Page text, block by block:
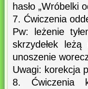
hasło „Wróbelki
7. Ćwiczenia
Pw: leżenie
skrzydełek
unoszenie
Uwagi: korekcja
8. Ćwiczenia